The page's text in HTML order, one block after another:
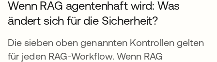
Wenn RAG agentenhaft wird: Was
ändert sich für die Sicherheit?
Die sieben oben genannten Kontrollen gelten
für jeden RAG-Workflow. Wenn RAG